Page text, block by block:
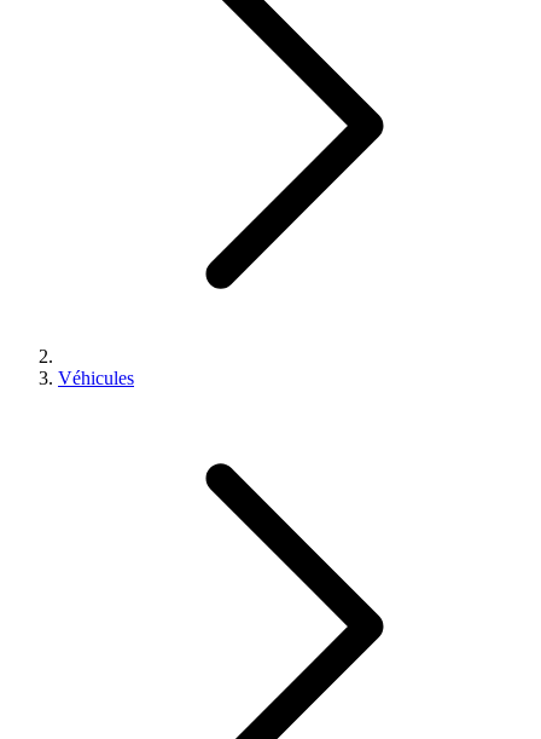
Véhicules